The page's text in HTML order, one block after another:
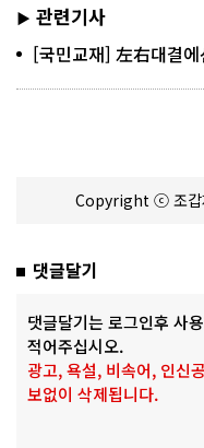
▶ 관련기사
[국민교재] 左右대결
Copyright ⓒ 조갑
댓글달기
댓글달기는 로그인후 사
적어주십시오.
광고, 욕설, 비속어, 인신
보없이 삭제됩니다.